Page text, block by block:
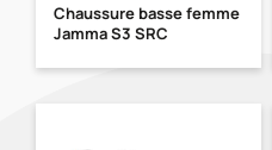
Chaussure basse femme
Jamma S3 SRC